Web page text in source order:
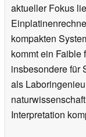
aktueller Fokus
kompakten
kommt ein Faible
insbesondere für
als
Interpretation